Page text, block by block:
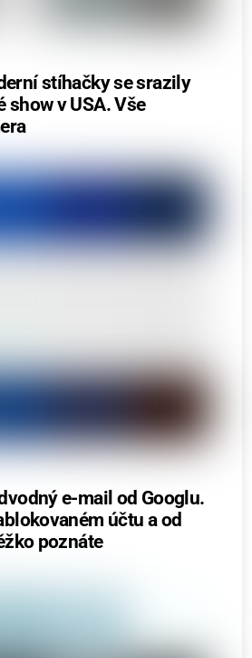
stíhačky se srazily
show v USA. Vše
e-mail od Googlu.
účtu a od
poznáte